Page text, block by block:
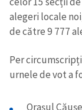
alegeri locale
de către 9 777
Per
urnele de vot a
Orașul